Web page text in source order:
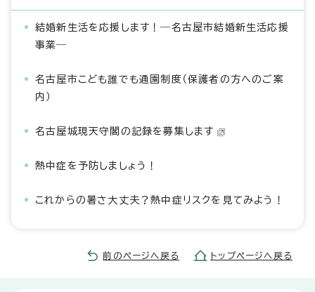
結婚新生活を応援します！―名古屋市結婚新生活応援
事業―
名古屋市こども誰でも通園制度（保護者の方へのご案
内）
名古屋城現天守閣の記録を募集します
熱中症を予防しましょう！
これからの暑さ大丈夫？熱中症リスクを見てみよう！
前のページへ戻る トップページへ戻る